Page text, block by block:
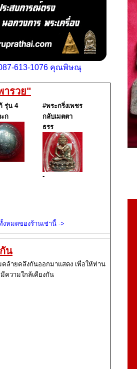
613-1076 คุณพิษณุ
ารวย"
รุ่น 4
ะก
#พระกริ่งเพชร
กลับเมตตา
ธรร
-
งหมดของร้านเช่านี้ ->
น
คล้ายคลึงกันออกมาแสดง เพื่อให้ท่าน
ความใกล้เคียงกัน